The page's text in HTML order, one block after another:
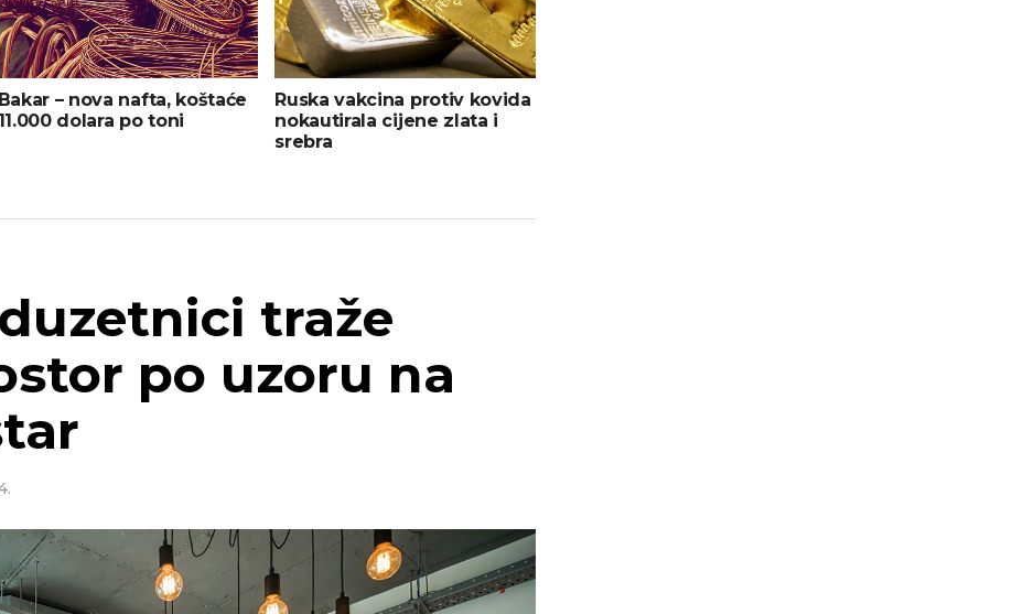
Bakar – nova nafta, koštaće
11.000 dolara po toni
Ruska vakcina protiv kovida
nokautirala cijene zlata i
srebra
traže
po uzoru na